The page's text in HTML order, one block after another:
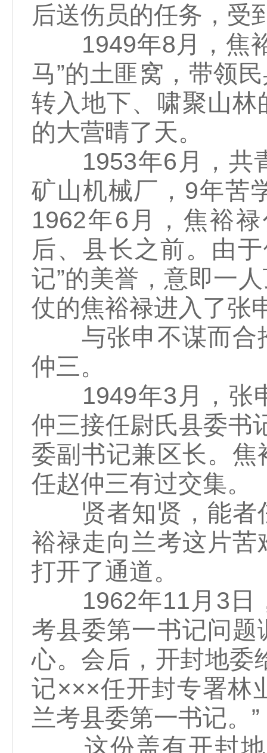
后送伤员的任务，受
1949年8月，焦裕
马”的土匪窝，带领
转入地下、啸聚山
的大营晴了天。
1953年6月，共青
矿山机械厂，9年苦
1962年6月，焦裕
后、县长之前。由
记”的美誉，意即一
仗的焦裕禄进入了张
与张申不谋而合
仲三。
1949年3月，张申
仲三接任尉氏县委书
委副书记兼区长。
任赵仲三有过交集。
贤者知贤，能者
裕禄走向兰考这片
打开了通道。
1962年11月3日，
考县委第一书记问
心。会后，开封地委
记×××任开封专署林
兰考县委第一书记。”
这份盖有开封地